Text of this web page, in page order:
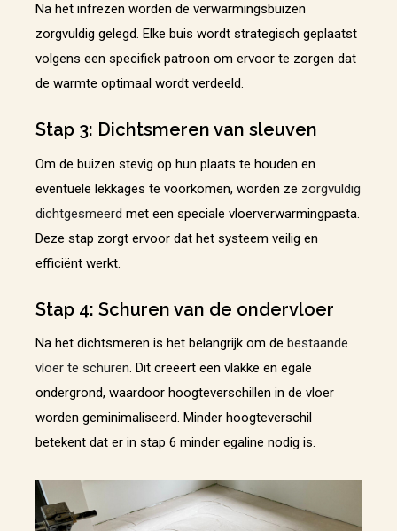
Na het infrezen worden de verwarmingsbuizen
zorgvuldig gelegd. Elke buis wordt strategisch geplaatst
volgens een specifiek patroon om ervoor te zorgen dat
de warmte optimaal wordt verdeeld.
Stap 3: Dichtsmeren van sleuven
Om de buizen stevig op hun plaats te houden en
eventuele lekkages te voorkomen, worden ze zorgvuldig
dichtgesmeerd met een speciale vloerverwarmingpasta.
Deze stap zorgt ervoor dat het systeem veilig en
efficiënt werkt.
Stap 4: Schuren van de ondervloer
Na het dichtsmeren is het belangrijk om de bestaande
vloer te schuren. Dit creëert een vlakke en egale
ondergrond, waardoor hoogteverschillen in de vloer
worden geminimaliseerd. Minder hoogteverschil
betekent dat er in stap 6 minder egaline nodig is.